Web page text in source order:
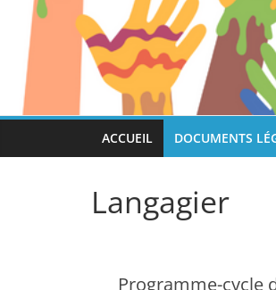
ACCUEIL DOCUMENTS
Langagier
Programme-cycle